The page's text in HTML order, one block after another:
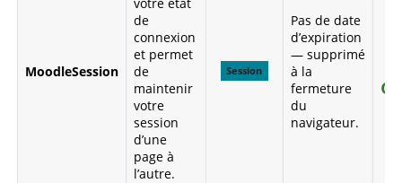
MoodleSession
de
connexion
et permet
de
maintenir
votre
session
d’une
page à
l’autre.
Session
Pas de date
d’expiration
— supprimé
à la
fermeture
du
navigateur.